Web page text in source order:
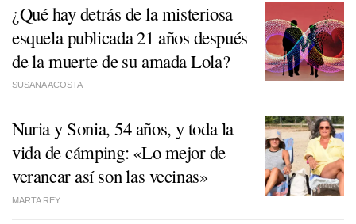
¿Qué hay detrás de la misteriosa
esquela publicada 21 años después
de la muerte de su amada Lola?
SUSANA ACOSTA
Nuria y Sonia, 54 años, y toda la
vida de cámping: «Lo mejor de
veranear así son las vecinas»
MARTA REY